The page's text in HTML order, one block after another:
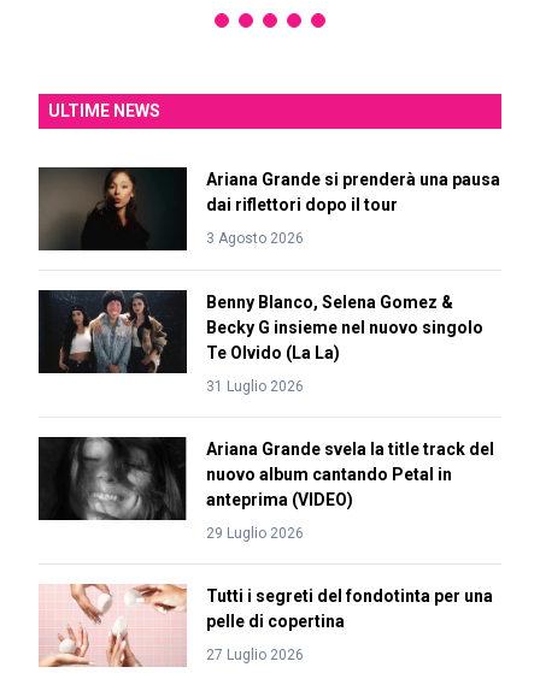
ULTIME NEWS
Ariana Grande si prenderà una pausa
dai riflettori dopo il tour
3 Agosto 2026
Benny Blanco, Selena Gomez &
Becky G insieme nel nuovo singolo
Te Olvido (La La)
31 Luglio 2026
Ariana Grande svela la title track del
nuovo album cantando Petal in
anteprima (VIDEO)
29 Luglio 2026
Tutti i segreti del fondotinta per una
pelle di copertina
27 Luglio 2026